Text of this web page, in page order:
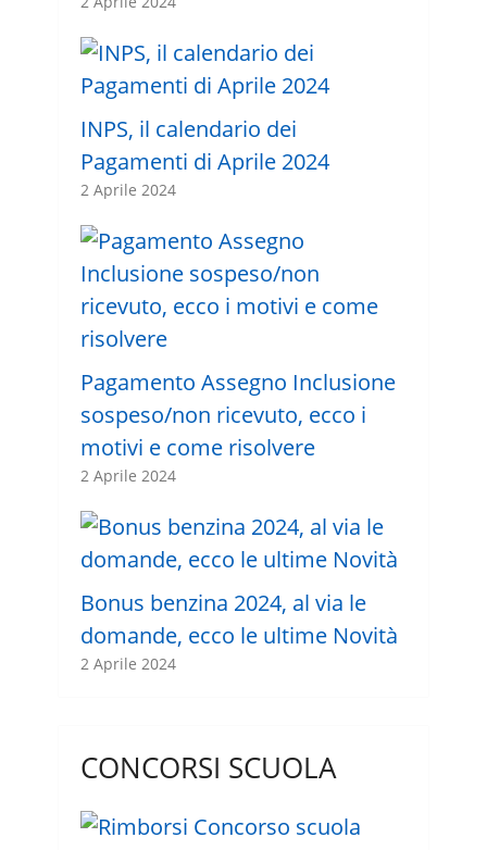
INPS, il calendario dei
Pagamenti di Aprile 2024
2 Aprile 2024
Pagamento Assegno Inclusione
sospeso/non ricevuto, ecco i
motivi e come risolvere
2 Aprile 2024
Bonus benzina 2024, al via le
domande, ecco le ultime Novità
2 Aprile 2024
CONCORSI SCUOLA